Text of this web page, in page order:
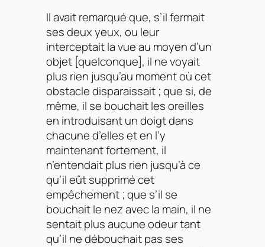
Il avait remarqué que, s’il fermait
ses deux yeux, ou leur
interceptait la vue au moyen d’un
objet [quelconque], il ne voyait
plus rien jusqu’au moment où cet
obstacle disparaissait ; que si, de
même, il se bouchait les oreilles
en introduisant un doigt dans
chacune d’elles et en l’y
maintenant fortement, il
n’entendait plus rien jusqu’à ce
qu’il eût supprimé cet
empêchement ; que s’il se
bouchait le nez avec la main, il ne
sentait plus aucune odeur tant
qu’il ne débouchait pas ses